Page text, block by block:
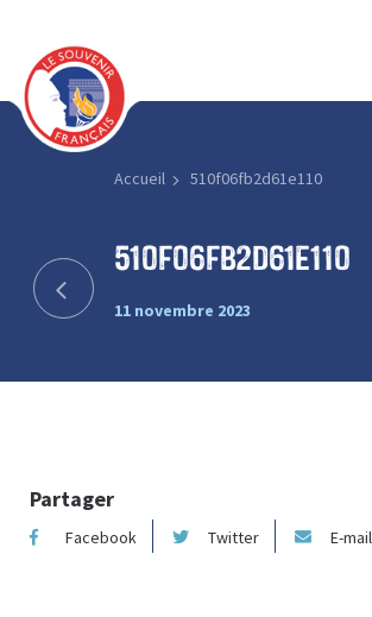
Accueil 510f06fb2d61e110
510f06fb2d61e110
11 novembre 2023
Partager
Facebook Twitter E-mail